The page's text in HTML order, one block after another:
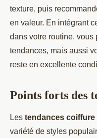
texture, puis
en valeur. En intégrant
dans votre routine,
tendances, mais aussi
reste en excellente
Points forts des
Les tendances
variété de styles